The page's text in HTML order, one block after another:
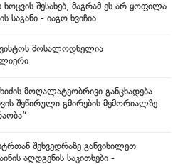
შესახებ, მაგრამ ეს არ ყოფილა
საგანი - იაგო ხვიჩია
მოსალოდნელია
მოღალატეობრივი განცხადება
შეწირული გმირების მემორიალზე
შეხვედრაზე განვიხილეთ
აღდგენის საკითხები -